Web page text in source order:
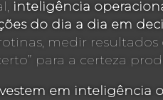
inteligência
do dia a dia em
medir
para a certeza
em inteligência